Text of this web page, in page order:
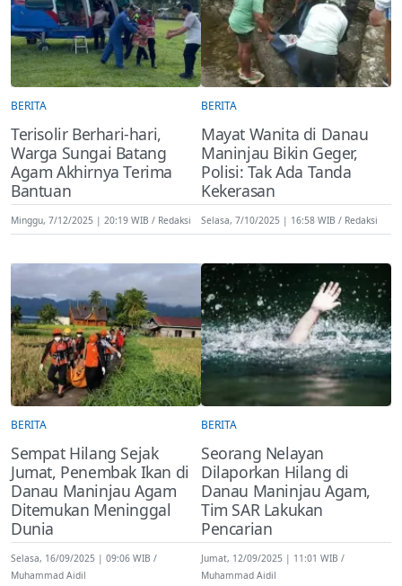
BERITA
Terisolir Berhari-hari,
Warga Sungai Batang
Agam Akhirnya Terima
Bantuan
Minggu, 7/12/2025 | 20:19 WIB Redaksi
BERITA
Mayat Wanita di Danau
Maninjau Bikin Geger,
Polisi: Tak Ada Tanda
Kekerasan
Selasa, 7/10/2025 | 16:58 WIB Redaksi
BERITA
Sempat Hilang Sejak
Jumat, Penembak Ikan di
Danau Maninjau Agam
Ditemukan Meninggal
Dunia
Selasa, 16/09/2025 | 09:06 WIB
Muhammad Aidil
BERITA
Seorang Nelayan
Dilaporkan Hilang di
Danau Maninjau Agam,
Tim SAR Lakukan
Pencarian
Jumat, 12/09/2025 | 11:01 WIB
Muhammad Aidil